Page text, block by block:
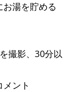
湯を貯める
撮影、30分以
メント